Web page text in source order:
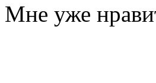
Мне уже